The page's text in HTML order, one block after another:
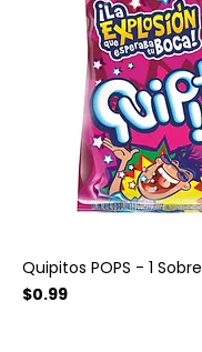
Quipitos POPS - 1 Sobre
Precio
$0.99